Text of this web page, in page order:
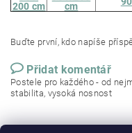
200 cm
cm
Buďte první, kdo napíše
Přidat komentář
Postele pro každého - od
stabilita, vysoká nosnost